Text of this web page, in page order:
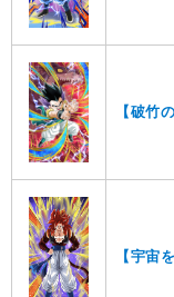
【破竹
【宇宙